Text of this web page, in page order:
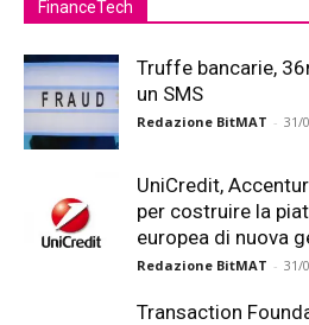
FinanceTech
Truffe bancarie,
un SMS
Redazione BitMAT - 31/
UniCredit,
per costruire la
europea di nuova
Redazione BitMAT - 31/
Transaction